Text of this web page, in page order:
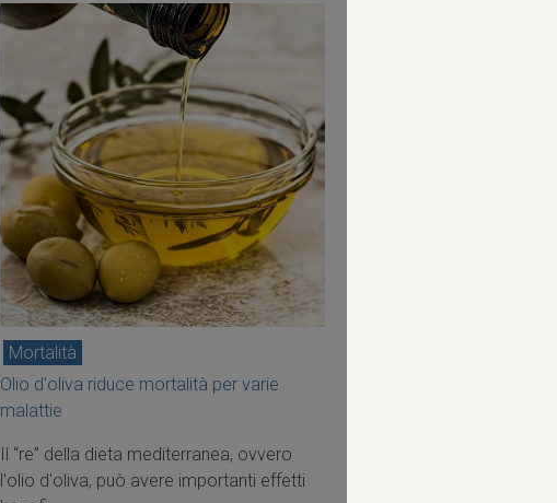
Mortalità
Olio d'oliva riduce mortalità per varie
malattie
Il “re” della dieta mediterranea, ovvero
l'olio d'oliva, può avere importanti effetti